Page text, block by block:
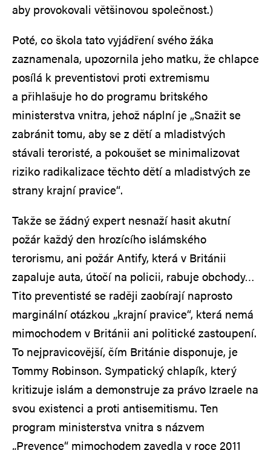
aby provokovali většinovou společnost.)
Poté, co škola tato vyjádření svého žáka
zaznamenala, upozornila jeho matku, že chlapce
posílá k preventistovi proti extremismu
a přihlašuje ho do programu britského
ministerstva vnitra, jehož náplní je „Snažit se
zabránit tomu, aby se z dětí a mladistvých
stávali teroristé, a pokoušet se minimalizovat
riziko radikalizace těchto dětí a mladistvých ze
strany krajní pravice“.
Takže se žádný expert nesnaží hasit akutní
požár každý den hrozícího islámského
terorismu, ani požár Antify, která v Británii
zapaluje auta, útočí na policii, rabuje obchody…
Tito preventisté se raději zaobírají naprosto
marginální otázkou „krajní pravice“, která nemá
mimochodem v Británii ani politické zastoupení.
To nejpravicovější, čím Británie disponuje, je
Tommy Robinson. Sympatický chlapík, který
kritizuje islám a demonstruje za právo Izraele na
svou existenci a proti antisemitismu. Ten
program ministerstva vnitra s názvem
„Prevence“ mimochodem zavedla v roce 2011